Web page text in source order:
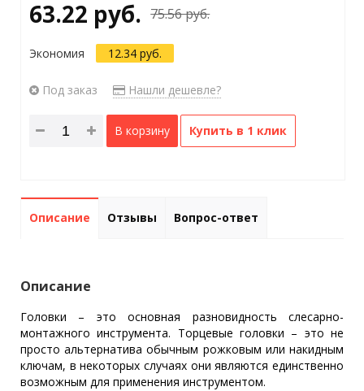
63.22 руб. 75.56 руб.
Экономия 12.34 руб.
Под заказ Нашли дешевле?
В корзину Купить в 1 клик
Описание Отзывы Вопрос-ответ
Описание
Головки – это основная разновидность слесарно-
монтажного инструмента. Торцевые головки – это не
просто альтернатива обычным рожковым или накидным
ключам, в некоторых случаях они являются единственно
возможным для применения инструментом.